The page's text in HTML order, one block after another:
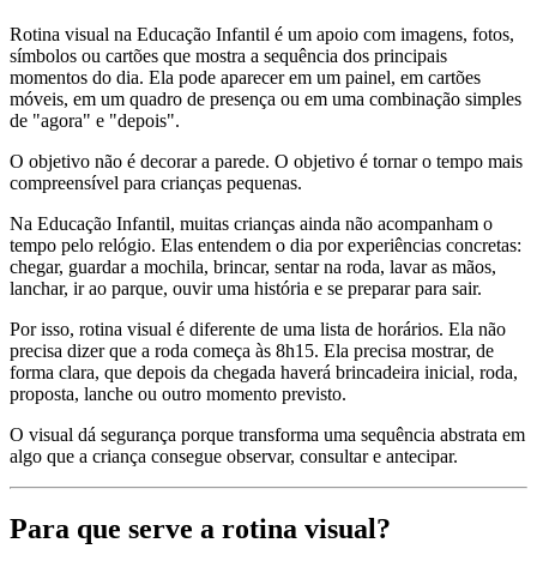
Rotina visual na Educação Infantil é um apoio com imagens, fotos,
símbolos ou cartões que mostra a sequência dos principais
momentos do dia. Ela pode aparecer em um painel, em cartões
móveis, em um quadro de presença ou em uma combinação simples
de "agora" e "depois".
O objetivo não é decorar a parede. O objetivo é tornar o tempo mais
compreensível para crianças pequenas.
Na Educação Infantil, muitas crianças ainda não acompanham o
tempo pelo relógio. Elas entendem o dia por experiências concretas:
chegar, guardar a mochila, brincar, sentar na roda, lavar as mãos,
lanchar, ir ao parque, ouvir uma história e se preparar para sair.
Por isso, rotina visual é diferente de uma lista de horários. Ela não
precisa dizer que a roda começa às 8h15. Ela precisa mostrar, de
forma clara, que depois da chegada haverá brincadeira inicial, roda,
proposta, lanche ou outro momento previsto.
O visual dá segurança porque transforma uma sequência abstrata em
algo que a criança consegue observar, consultar e antecipar.
Para que serve a rotina visual?